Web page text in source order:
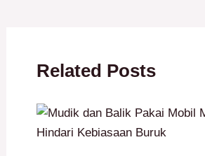
Related Posts